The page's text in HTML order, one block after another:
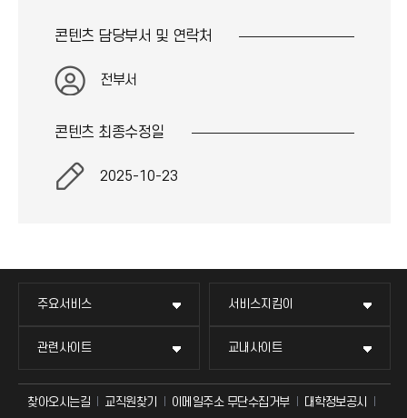
콘텐츠 담당부서 및 연락처
전부서
콘텐츠 최종수정일
2025-10-23
주요서비스 서비스지킴이
관련사이트 교내사이트
찾아오시는길 교직원찾기 이메일주소 무단수집거부 대학정보공시